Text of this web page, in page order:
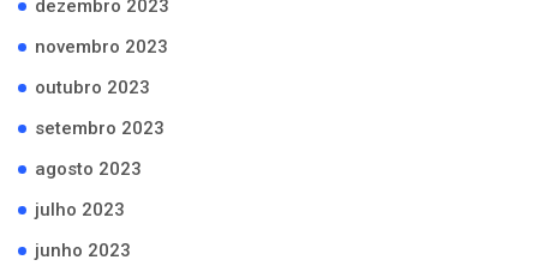
dezembro 2023
novembro 2023
outubro 2023
setembro 2023
agosto 2023
julho 2023
junho 2023